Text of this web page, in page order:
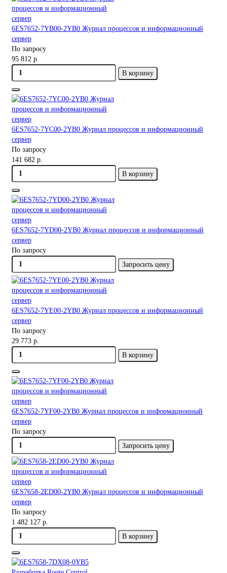
6ES7652-7YB00-2YB0 Журнал процессов и информационный
сервер
По запросу
95 812 р.
В корзину
6ES7652-7YC00-2YB0 Журнал процессов и информационный
сервер
По запросу
141 682 р.
В корзину
6ES7652-7YD00-2YB0 Журнал процессов и информационный
сервер
По запросу
Запросить цену
6ES7652-7YE00-2YB0 Журнал процессов и информационный
сервер
По запросу
29 773 р.
В корзину
6ES7652-7YF00-2YB0 Журнал процессов и информационный
сервер
По запросу
Запросить цену
6ES7658-2ED00-2YB0 Журнал процессов и информационный
сервер
По запросу
1 482 127 р.
В корзину